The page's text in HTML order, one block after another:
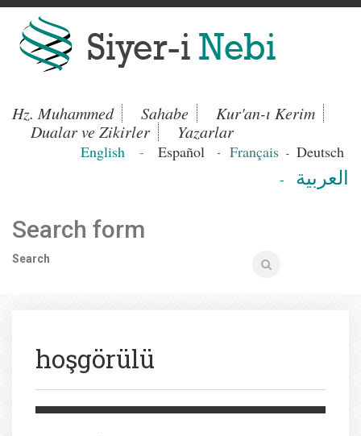
Hz. Muhammed Sahabe
Kur'an-ı Kerim
Dualar ve Zikirler
Yazarlar
English - Español - Français - Deutsch
-
العربية
Search form
Search
hoşgörülü